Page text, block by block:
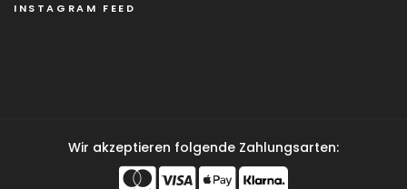
INSTAGRAM FEED
Wir akzeptieren folgende Zahlungsarten: